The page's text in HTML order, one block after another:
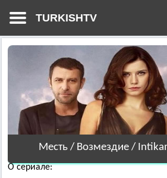
TURKISHTV
Месть / Возмездие /
О сериале: